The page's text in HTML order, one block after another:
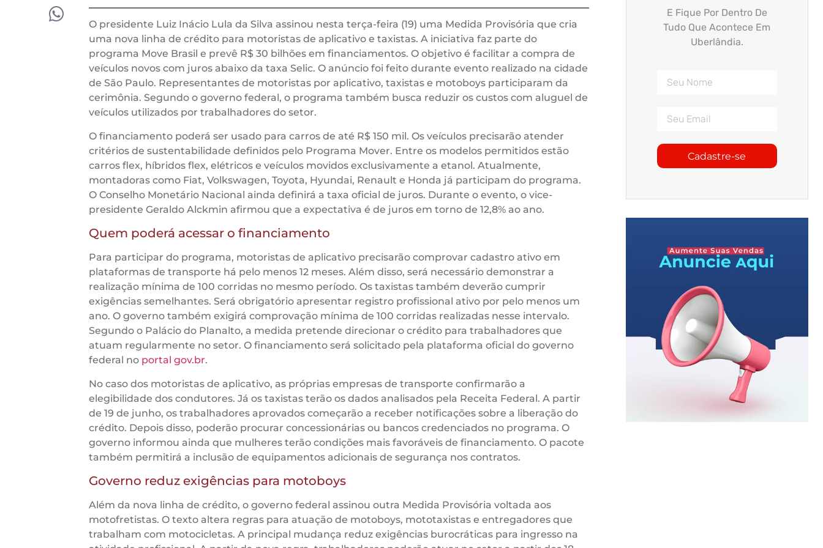
O presidente Luiz Inácio Lula da Silva assinou nesta terça-feira (19) uma Medida Provisória que cria
uma nova linha de crédito para motoristas de aplicativo e taxistas. A iniciativa faz parte do
programa Move Brasil e prevê R$ 30 bilhões em financiamentos. O objetivo é facilitar a compra de
veículos novos com juros abaixo da taxa Selic. O anúncio foi feito durante evento realizado na cidade
de São Paulo. Representantes de motoristas por aplicativo, taxistas e motoboys participaram da
cerimônia. Segundo o governo federal, o programa também busca reduzir os custos com aluguel de
veículos utilizados por trabalhadores do setor.
O financiamento poderá ser usado para carros de até R$ 150 mil. Os veículos precisarão atender
critérios de sustentabilidade definidos pelo Programa Mover. Entre os modelos permitidos estão
carros flex, híbridos flex, elétricos e veículos movidos exclusivamente a etanol. Atualmente,
montadoras como Fiat, Volkswagen, Toyota, Hyundai, Renault e Honda já participam do programa.
O Conselho Monetário Nacional ainda definirá a taxa oficial de juros. Durante o evento, o vice-
presidente Geraldo Alckmin afirmou que a expectativa é de juros em torno de 12,8% ao ano.
Quem poderá acessar o financiamento
Para participar do programa, motoristas de aplicativo precisarão comprovar cadastro ativo em
plataformas de transporte há pelo menos 12 meses. Além disso, será necessário demonstrar a
realização mínima de 100 corridas no mesmo período. Os taxistas também deverão cumprir
exigências semelhantes. Será obrigatório apresentar registro profissional ativo por pelo menos um
ano. O governo também exigirá comprovação mínima de 100 corridas realizadas nesse intervalo.
Segundo o Palácio do Planalto, a medida pretende direcionar o crédito para trabalhadores que
atuam regularmente no setor. O financiamento será solicitado pela plataforma oficial do governo
federal no portal gov.br.
No caso dos motoristas de aplicativo, as próprias empresas de transporte confirmarão a
elegibilidade dos condutores. Já os taxistas terão os dados analisados pela Receita Federal. A partir
de 19 de junho, os trabalhadores aprovados começarão a receber notificações sobre a liberação do
crédito. Depois disso, poderão procurar concessionárias ou bancos credenciados no programa. O
governo informou ainda que mulheres terão condições mais favoráveis de financiamento. O pacote
também permitirá a inclusão de equipamentos adicionais de segurança nos contratos.
Governo reduz exigências para motoboys
Além da nova linha de crédito, o governo federal assinou outra Medida Provisória voltada aos
motofretistas. O texto altera regras para atuação de motoboys, mototaxistas e entregadores que
trabalham com motocicletas. A principal mudança reduz exigências burocráticas para ingresso na
E Fique Por Dentro De
Tudo Que Acontece Em
Uberlândia.
Cadastre-se